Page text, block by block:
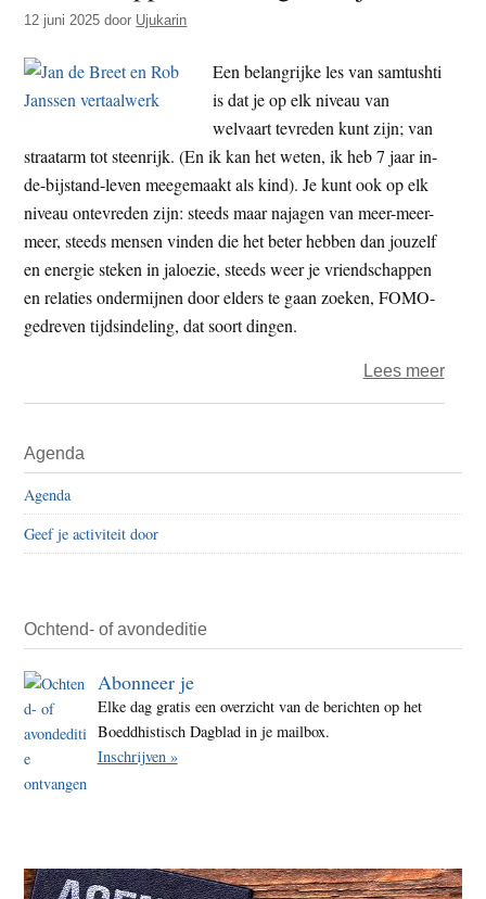
t
e
e
s
i
t
12 juni 2025 door Ujukarin
Een belangrijke les van samtushti
is dat je op elk niveau van
welvaart tevreden kunt zijn; van
straatarm tot steenrijk. (En ik kan het weten, ik heb 7 jaar in-
de-bijstand-leven meegemaakt als kind). Je kunt ook op elk
niveau ontevreden zijn: steeds maar najagen van meer-meer-
meer, steeds mensen vinden die het beter hebben dan jouzelf
en energie steken in jaloezie, steeds weer je vriendschappen
en relaties ondermijnen door elders te gaan zoeken, FOMO-
gedreven tijdsindeling, dat soort dingen.
Lees meerover
Sidebar
Agenda
Agenda
Geef je activiteit door
Ochtend- of avondeditie
Abonneer je
Elke dag gratis een overzicht van de berichten op het
Boeddhistisch Dagblad in je mailbox.
Inschrijven »